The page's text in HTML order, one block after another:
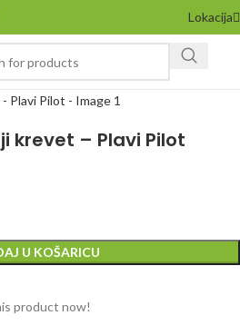
Lokacija
krevet – Plavi Pilot
U KOŠARICU
product now!